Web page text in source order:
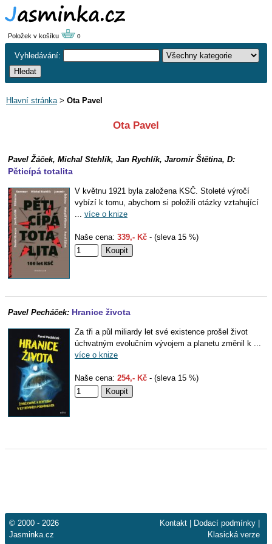
Položek v košíku 0
Vyhledávání:
Hlavní stránka> Ota Pavel
Ota Pavel
Pavel Žáček, Michal Stehlík, Jan Rychlík, Jaromír Štětina, D:
Pěticípá totalita
V květnu 1921 byla založena KSČ. Stoleté výročí
vybízí k tomu, abychom si položili otázky vztahující
... více o knize
Naše cena: 339,- Kč - (sleva 15 %)
Pavel Pecháček: Hranice života
Za tři a půl miliardy let své existence prošel život
úchvatným evolučním vývojem a planetu změnil k ...
více o knize
Naše cena: 254,- Kč - (sleva 15 %)
© 2000 - 2026
Jasminka.cz
Kontakt Dodací podmínky